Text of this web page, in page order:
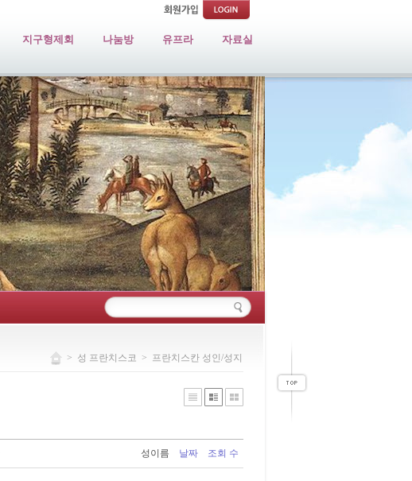
지구형제회 나눔방 유프라 자료실
> 성 프란치스코 > 프란치스칸 성인/성지
성이름 날짜 조회 수